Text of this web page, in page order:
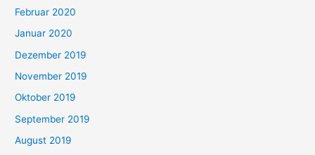
Februar 2020
Januar 2020
Dezember 2019
November 2019
Oktober 2019
September 2019
August 2019